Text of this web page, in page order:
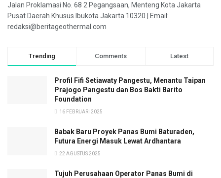
Jalan Proklamasi No. 68 2 Pegangsaan, Menteng Kota Jakarta
Pusat Daerah Khusus Ibukota Jakarta 10320 | Email:
redaksi@beritageothermal.com
Trending Comments Latest
Profil Fifi Setiawaty Pangestu, Menantu Taipan
Prajogo Pangestu dan Bos Bakti Barito
Foundation
16 FEBRUARI 2025
Babak Baru Proyek Panas Bumi Baturaden,
Futura Energi Masuk Lewat Ardhantara
22 AGUSTUS 2025
Tujuh Perusahaan Operator Panas Bumi di